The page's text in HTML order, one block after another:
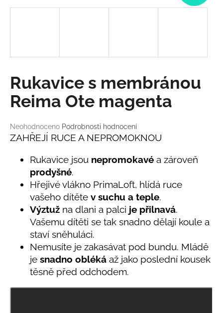
Průměrné
hodnocení
hvězdiček.
Neohodnoceno Podrobnosti hodnocení
Rukavice s membránou
Reima Ote magenta
ZAHŘEJÍ RUCE A NEPROMOKNOU
Rukavice jsou nepromokavé a zároveň
prodyšné.
Hřejivé vlákno PrimaLoft, hlídá ruce
vašeho dítěte v suchu a teple.
Výztuž na dlani a palci je přilnavá.
Vašemu dítěti se tak snadno dělají koule a
staví sněhuláci.
Nemusíte je zakasávat pod bundu. Mládě
je snadno obléká až jako poslední kousek
těsně před odchodem.
D
o
p
o
u
č
LETNÍ
ČEPICE
SVĚTLE
MODRÁ
Kč